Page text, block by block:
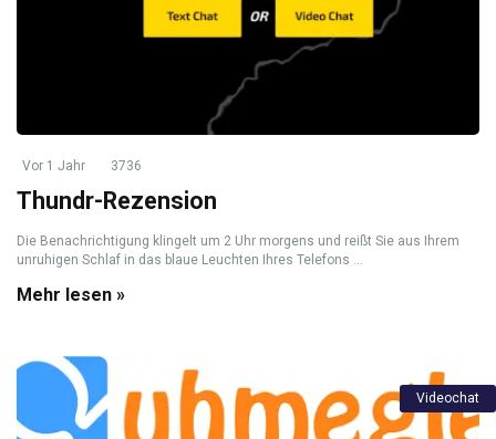
Vor 1 Jahr 3736
Thundr-Rezension
Die Benachrichtigung klingelt um 2 Uhr morgens und reißt Sie aus Ihrem
unruhigen Schlaf in das blaue Leuchten Ihres Telefons ...
Mehr lesen »
Videochat